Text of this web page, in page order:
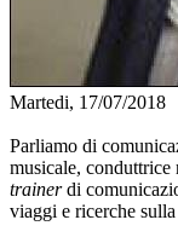
Martedi, 17/07/2018
Parliamo di
musicale,
trainerdi
viaggi e ricerche